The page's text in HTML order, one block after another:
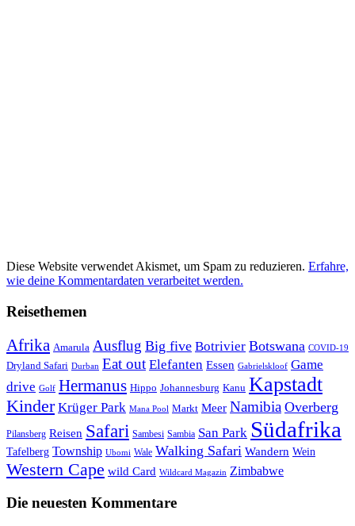
Diese Website verwendet Akismet, um Spam zu reduzieren. Erfahre,
wie deine Kommentardaten verarbeitet werden.
Reisethemen
Afrika Amarula Ausflug Big five Botrivier Botswana COVID-19
Dryland Safari Durban Eat out Elefanten Essen Gabrielskloof Game
drive Golf Hermanus Hippo Johannesburg Kanu Kapstadt
Kinder Krüger Park Mana Pool Markt Meer Namibia Overberg
Pilansberg Reisen Safari Sambesi Sambia San Park Südafrika
Tafelberg Township Ubomi Wale Walking Safari Wandern Wein
Western Cape wild Card Wildcard Magazin Zimbabwe
Die neuesten Kommentare